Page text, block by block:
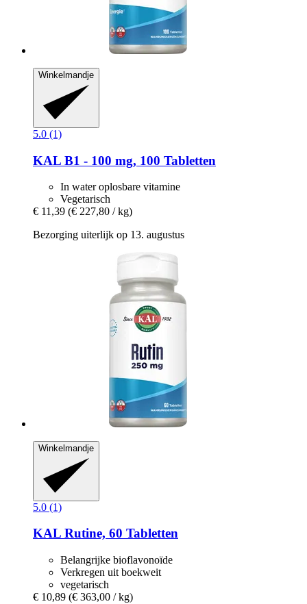
Winkelmandje
5.0 (1)
KAL B1 -​ 100 mg, 100 Tabletten
In water oplosbare vitamine
Vegetarisch
€ 11,39 (€ 227,80 / kg)
Bezorging uiterlijk op 13. augustus
Winkelmandje
5.0 (1)
KAL Rutine, 60 Tabletten
Belangrijke bioflavonoïde
Verkregen uit boekweit
vegetarisch
€ 10,89 (€ 363,00 / kg)